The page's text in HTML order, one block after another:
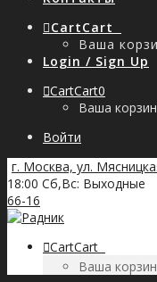
CartCart
Ваша
Login / Sign Up
CartCart0
Ваша
Войти
г. Москва, ул.
18:00 Сб,Вс: Выходные
66-16
CartCart
Ваша